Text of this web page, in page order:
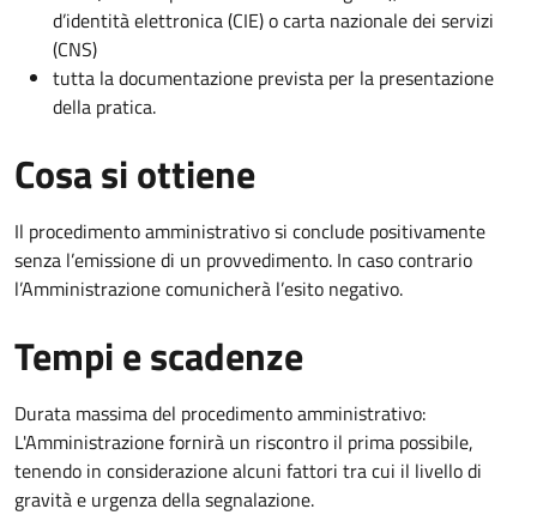
d’identità elettronica (CIE) o carta nazionale dei servizi
(CNS)
tutta la documentazione prevista per la presentazione
della pratica.
Cosa si ottiene
Il procedimento amministrativo si conclude positivamente
senza l’emissione di un provvedimento. In caso contrario
l’Amministrazione comunicherà l’esito negativo.
Tempi e scadenze
Durata massima del procedimento amministrativo:
L'Amministrazione fornirà un riscontro il prima possibile,
tenendo in considerazione alcuni fattori tra cui il livello di
gravità e urgenza della segnalazione.